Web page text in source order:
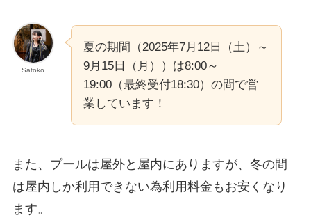
Satoko
夏の期間（2025年7月12日（土）～
9月15日（月））は8:00～
19:00（最終受付18:30）の間で営
業しています！
また、プールは屋外と屋内にありますが、冬の間
は屋内しか利用できない為利用料金もお安くなり
ます。